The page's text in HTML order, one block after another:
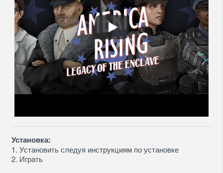
Установка:
1. Установить следуя инструкциям по установке
2. Играть